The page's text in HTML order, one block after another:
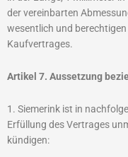
der vereinbarten
wesentlich und
Kaufvertrages.
Artikel 7. Aussetzung
1. Siemerink ist in
Erfüllung des Vertrages
kündigen: